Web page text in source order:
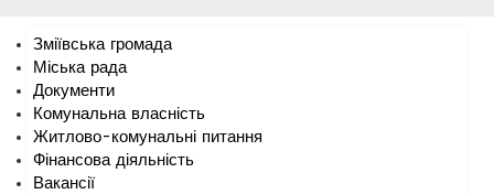
Зміївська громада
Міська рада
Документи
Комунальна власність
Житлово-комунальні питання
Фінансова діяльність
Вакансії